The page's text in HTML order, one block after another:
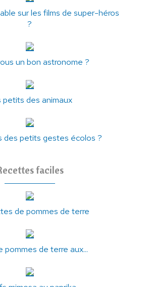
sur les films de super-héros
?
un bon astronome ?
petits des animaux
des petits gestes écolos ?
faciles
de pommes de terre
pommes de terre aux...